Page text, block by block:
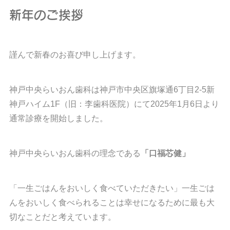
新年のご挨拶
謹んで新春のお喜び申し上げます。
神戸中央らいおん歯科は神戸市中央区旗塚通6丁目2-5新
神戸ハイム1F（旧：李歯科医院）にて2025年1月6日より
通常診療を開始しました。
神戸中央らいおん歯科の理念である 「口福芯健」
「一生ごはんをおいしく食べていただきたい」一生ごは
んをおいしく食べられることは幸せになるために最も大
切なことだと考えています。